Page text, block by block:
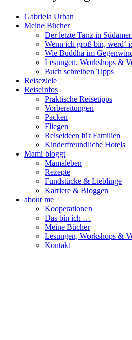
Gabriela Urban
Meine Bücher
Der letzte Tanz in
Wenn ich groß bin, werd‘
Wie Buddha im
Lesungen, Workshops &
Buch schreiben Tipps
Reiseziele
Reiseinfos
Praktische Reisetipps
Vorbereitungen
Packen
Fliegen
Reiseideen für Familien
Kinderfreundliche Hotels
Mami bloggt
Mamaleben
Rezepte
Fundstücke & Lieblinge
Karriere & Bloggen
about me
Kooperationen
Das bin ich …
Meine Bücher
Lesungen, Workshops &
Kontakt